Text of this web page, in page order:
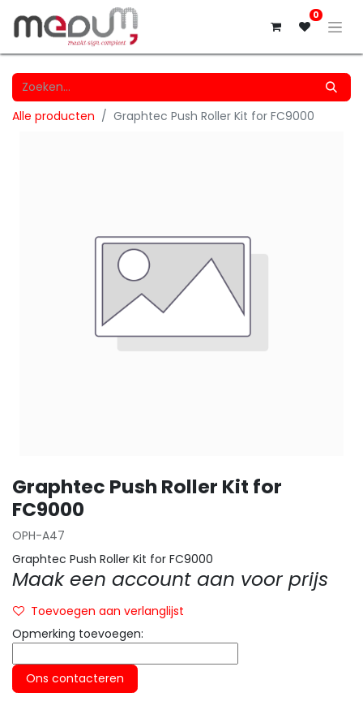
0
Alle producten Graphtec Push Roller Kit for FC9000
Graphtec Push Roller Kit for
FC9000
OPH-A47
Graphtec Push Roller Kit for FC9000
Maak een account aan voor prijs
Toevoegen aan verlanglijst
Opmerking toevoegen:
Ons contacteren